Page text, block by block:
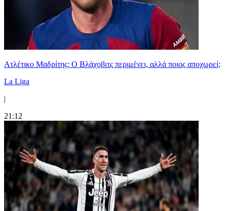
Ατλέτικο Μαδρίτης: Ο Βλάχοβιτς περιμένει, αλλά ποιος αποχωρεί;
La Liga
|
21:12